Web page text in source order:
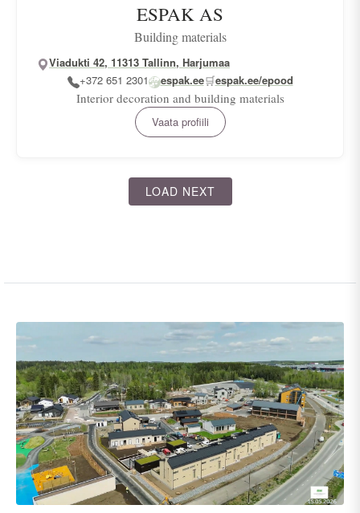
ESPAK AS
Building materials
Viadukti 42, 11313 Tallinn, Harjumaa
+372 651 2301
espak.ee🛒espak.ee/epood
Vaata profiili
Interior decoration and building materials
LOAD NEXT